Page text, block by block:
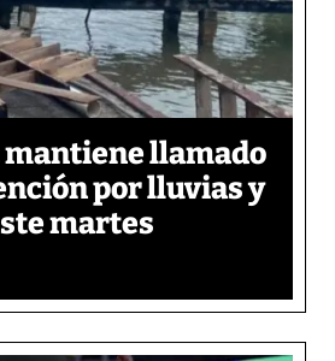
mantiene llamado
por lluvias y
martes